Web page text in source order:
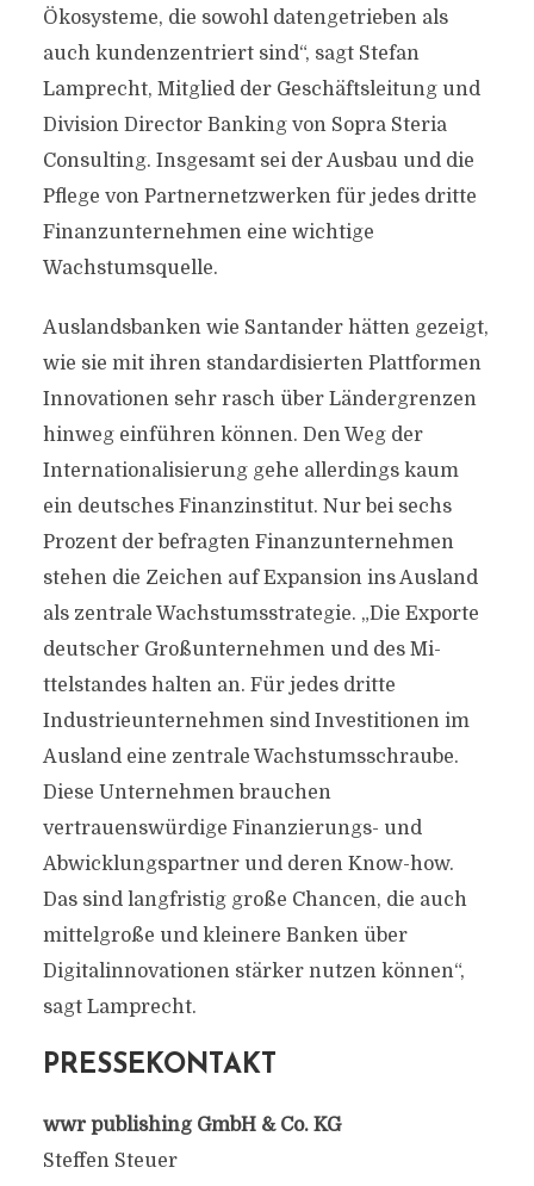
Ökosysteme, die sowohl datengetrieben als
auch kundenzentriert sind“, sagt Stefan
Lamprecht, Mitglied der Geschäftsleitung und
Division Director Banking von Sopra Steria
Consulting. Insgesamt sei der Ausbau und die
Pflege von Partnernetzwerken für jedes dri­tte
Finanzunternehmen eine wichtige
Wachstumsquelle.
Auslandsbanken wie Santander hätten gezeigt,
wie sie mit ihren standardisierten Pla­ttformen
Innovationen sehr rasch über Ländergrenzen
hinweg einführen können. Den Weg der
Internationalisierung gehe allerdings kaum
ein deutsches Finanzinstitut. Nur bei sechs
Prozent der befragten Finanzunternehmen
stehen die Zeichen auf Expansion ins Ausland
als zentrale Wachstumsstrategie. „Die Exporte
deutscher Großunternehmen und des Mi­
ttelstandes halten an. Für jedes dri­tte
Industrieunternehmen sind Investitionen im
Ausland eine zentrale Wachstumsschraube.
Diese Unternehmen brauchen
vertrauenswürdige Finanzierungs- und
Abwicklungspartner und deren Know-how.
Das sind langfristig große Chancen, die auch
mi­ttelgroße und kleinere Banken über
Digitalinnovationen stärker nutzen können“,
sagt Lamprecht.
PRESSEKONTAKT
wwr publishing GmbH & Co. KG
Steffen Steuer